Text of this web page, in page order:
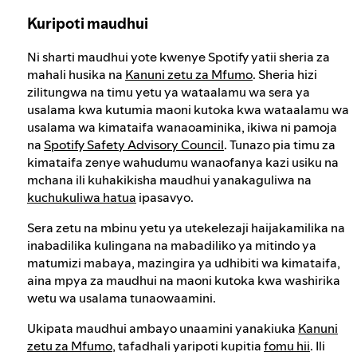
Kuripoti maudhui
Ni sharti maudhui yote kwenye Spotify yatii sheria za
mahali husika na Kanuni zetu za Mfumo. Sheria hizi
zilitungwa na timu yetu ya wataalamu wa sera ya
usalama kwa kutumia maoni kutoka kwa wataalamu wa
usalama wa kimataifa wanaoaminika, ikiwa ni pamoja
naSpotify Safety Advisory Council. Tunazo pia timu za
kimataifa zenye wahudumu wanaofanya kazi usiku na
mchana ili kuhakikisha maudhui yanakaguliwa na
kuchukuliwa hatua ipasavyo.
Sera zetu na mbinu yetu ya utekelezaji haijakamilika na
inabadilika kulingana na mabadiliko ya mitindo ya
matumizi mabaya, mazingira ya udhibiti wa kimataifa,
aina mpya za maudhui na maoni kutoka kwa washirika
wetu wa usalama tunaowaamini.
Ukipata maudhui ambayo unaamini yanakiuka Kanuni
zetu za Mfumo, tafadhali yaripoti kupitiafomu hii. Ili